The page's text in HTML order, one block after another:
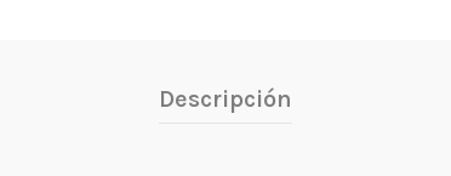
Descripción